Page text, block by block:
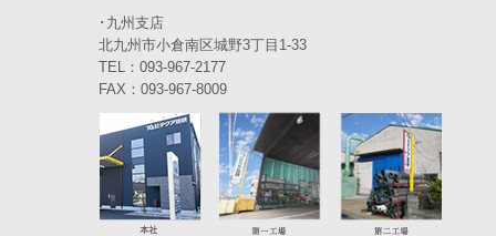
(3)
2023年7月(5)
(5)
(5)
･九州支店
北九州市小倉南区城野3丁目1-33
TEL：093-967-2177
FAX：093-967-8009